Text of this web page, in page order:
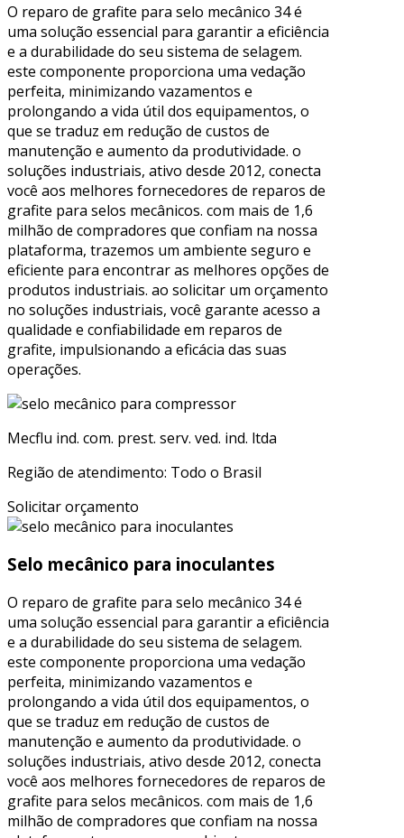
O reparo de grafite para selo mecânico 34 é
uma solução essencial para garantir a eficiência
e a durabilidade do seu sistema de selagem.
este componente proporciona uma vedação
perfeita, minimizando vazamentos e
prolongando a vida útil dos equipamentos, o
que se traduz em redução de custos de
manutenção e aumento da produtividade. o
soluções industriais, ativo desde 2012, conecta
você aos melhores fornecedores de reparos de
grafite para selos mecânicos. com mais de 1,6
milhão de compradores que confiam na nossa
plataforma, trazemos um ambiente seguro e
eficiente para encontrar as melhores opções de
produtos industriais. ao solicitar um orçamento
no soluções industriais, você garante acesso a
qualidade e confiabilidade em reparos de
grafite, impulsionando a eficácia das suas
operações.
Mecflu ind. com. prest. serv. ved. ind. ltda
Região de atendimento: Todo o Brasil
Solicitar orçamento
Selo mecânico para inoculantes
O reparo de grafite para selo mecânico 34 é
uma solução essencial para garantir a eficiência
e a durabilidade do seu sistema de selagem.
este componente proporciona uma vedação
perfeita, minimizando vazamentos e
prolongando a vida útil dos equipamentos, o
que se traduz em redução de custos de
manutenção e aumento da produtividade. o
soluções industriais, ativo desde 2012, conecta
você aos melhores fornecedores de reparos de
grafite para selos mecânicos. com mais de 1,6
milhão de compradores que confiam na nossa